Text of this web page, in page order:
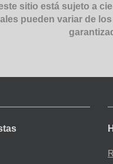
sitio está sujeto a
pueden variar de